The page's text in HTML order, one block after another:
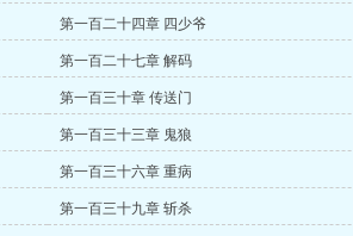
第一百二十四章 四少爷
第一百二十七章 解码
第一百三十章 传送门
第一百三十三章 鬼狼
第一百三十六章 重病
第一百三十九章 斩杀